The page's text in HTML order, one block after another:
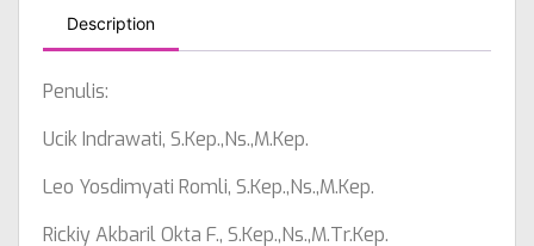
Description
Penulis:
Ucik Indrawati, S.Kep.,Ns.,M.Kep.
Leo Yosdimyati Romli, S.Kep.,Ns.,M.Kep.
Rickiy Akbaril Okta F., S.Kep.,Ns.,M.Tr.Kep.